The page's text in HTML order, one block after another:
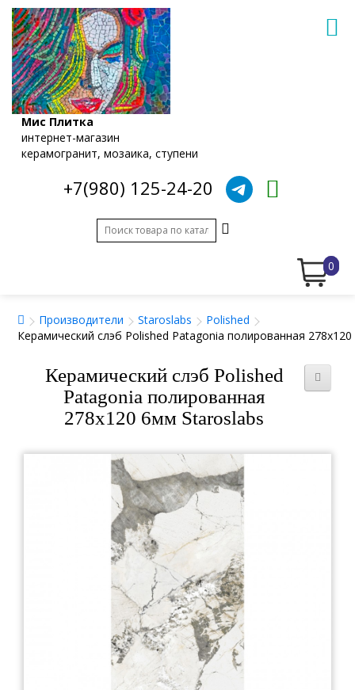
Мис Плитка
интернет-магазин
керамогранит, мозаика, ступени
+7(980) 125-24-20
0
Производители Staroslabs
Polished
Керамический слэб Polished Patagonia полированная
Керамический слэб Polished
Patagonia полированная
278x120 6мм Staroslabs